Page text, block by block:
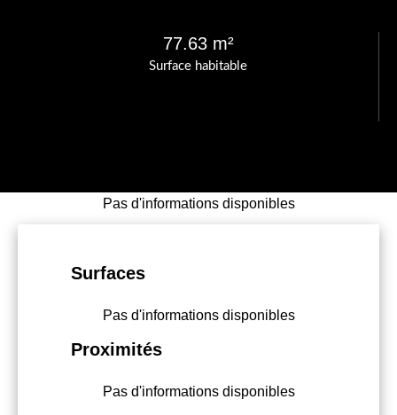
Surface habitable
77.63 m²
Pas d'informations disponibles
Surfaces
Pas d'informations disponibles
Proximités
Pas d'informations disponibles